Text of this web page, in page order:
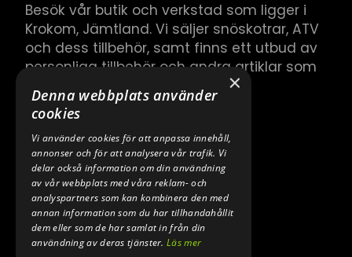
Besök vår butik och verkstad som ligger i
Krokom, Jämtland. Vi säljer snöskotrar, ATV
och dess tillbehör, samt finns ett utbud av
personliga tillbehör och andra artiklar som
hör till.
×
Denna webbplats använder
cookies
Vi använder cookies för att anpassa innehåll,
annonser och för att analysera vår trafik. Vi
delar också information om din användning
av vår webbplats med våra reklam- och
analyspartners som kan kombinera den med
annan information som du har tillhandahållit
dem eller som de har samlat in från din
användning av deras tjänster.Läs mer